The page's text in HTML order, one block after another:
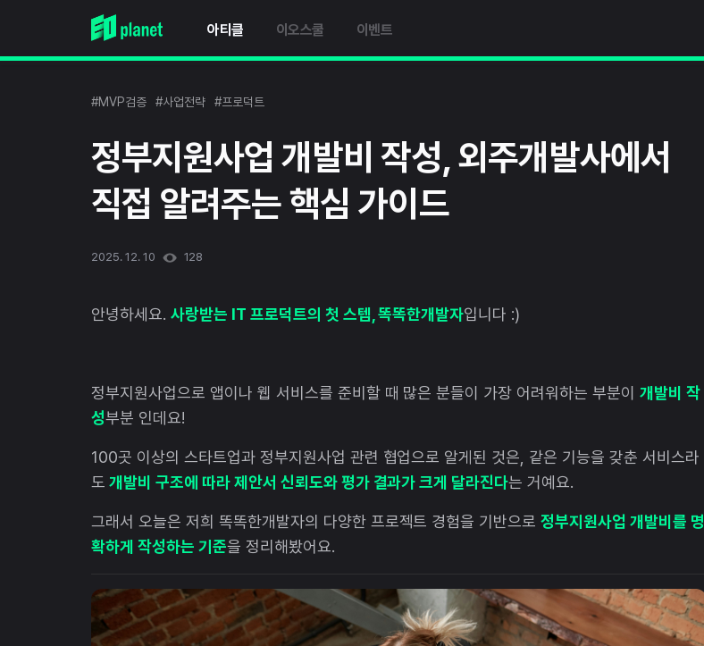
아티클 이오스쿨 이벤트
#MVP검증 #사업전략 #프로덕트
정부지원사업 개발비 작성, 외주개발사에서
직접 알려주는 핵심 가이드
2025. 12. 10 128
안녕하세요. 사랑받는 IT 프로덕트의 첫 스텝, 똑똑한개발자입니다 :)
정부지원사업으로 앱이나 웹 서비스를 준비할 때 많은 분들이 가장 어려워하는 부분이개발비 작
성부분 인데요!
100곳 이상의 스타트업과 정부지원사업 관련 협업으로 알게된 것은, 같은 기능을 갖춘 서비스라
도 개발비 구조에 따라 제안서 신뢰도와 평가 결과가 크게 달라진다는 거예요.
그래서 오늘은 저희 똑똑한개발자의 다양한 프로젝트 경험을 기반으로정부지원사업 개발비를 명
확하게 작성하는 기준을 정리해봤어요.